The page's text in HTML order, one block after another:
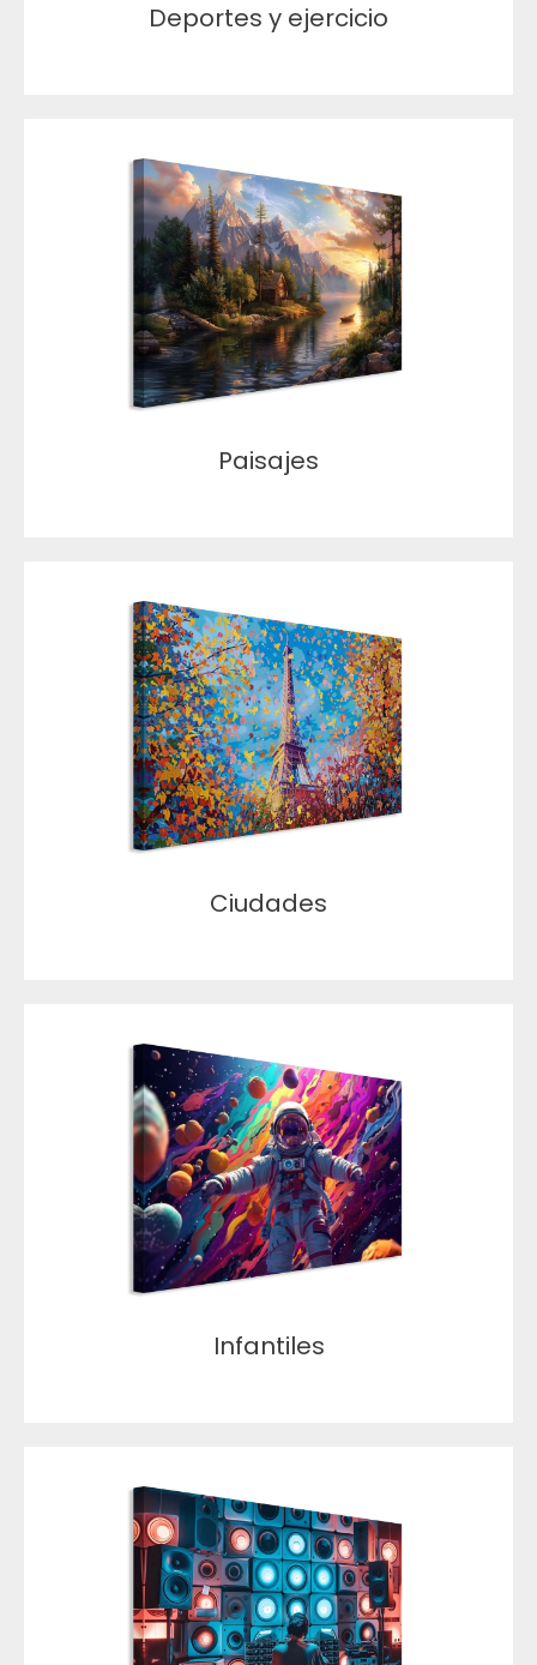
Deportes y ejercicio
Paisajes
Ciudades
Infantiles